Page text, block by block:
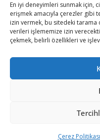
En iyi deneyimleri sunmak için,
erişmek amacıyla çerezler gibi
izin vermek, bu sitedeki tarama
verileri işlememize izin
çekmek, belirli özellikleri ve
Çerez Politikası
CIRS-GAMMEX
ELITEBAGS
Tüm hakları saklıdır ©
Tema: ThemeGrill